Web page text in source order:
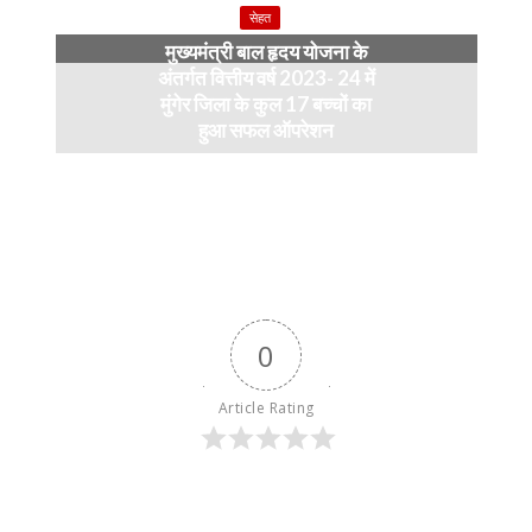
सेहत
मुख्यमंत्री बाल हृदय योजना के
अंतर्गत वित्तीय वर्ष 2023- 24 में
मुंगेर जिला के कुल 17 बच्चों का
हुआ सफल ऑपरेशन
0
Article Rating